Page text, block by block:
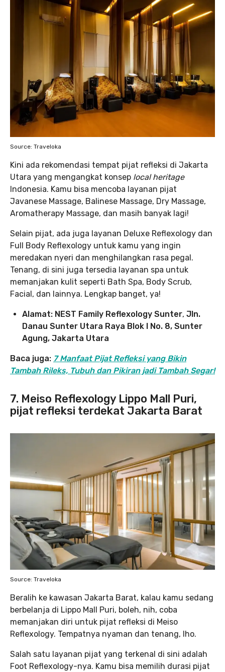
Source: Traveloka
Kini ada rekomendasi tempat pijat refleksi di Jakarta
Utara yang mengangkat konsep local heritage
Indonesia. Kamu bisa mencoba layanan pijat
Javanese Massage, Balinese Massage, Dry Massage,
Aromatherapy Massage, dan masih banyak lagi!
Selain pijat, ada juga layanan Deluxe Reflexology dan
Full Body Reflexology untuk kamu yang ingin
meredakan nyeri dan menghilangkan rasa pegal.
Tenang, di sini juga tersedia layanan spa untuk
memanjakan kulit seperti Bath Spa, Body Scrub,
Facial, dan lainnya. Lengkap banget, ya!
Alamat: NEST Family Reflexology Sunter, Jln.
Danau Sunter Utara Raya Blok I No. 8, Sunter
Agung, Jakarta Utara
Baca juga: 7 Manfaat Pijat Refleksi yang Bikin
Tambah Rileks, Tubuh dan Pikiran jadi Tambah Segar!
7. Meiso Reflexology Lippo Mall Puri,
pijat refleksi terdekat Jakarta Barat
Source: Traveloka
Beralih ke kawasan Jakarta Barat, kalau kamu sedang
berbelanja di Lippo Mall Puri, boleh, nih, coba
memanjakan diri untuk pijat refleksi di Meiso
Reflexology. Tempatnya nyaman dan tenang, lho.
Salah satu layanan pijat yang terkenal di sini adalah
Foot Reflexology-nya. Kamu bisa memilih durasi pijat